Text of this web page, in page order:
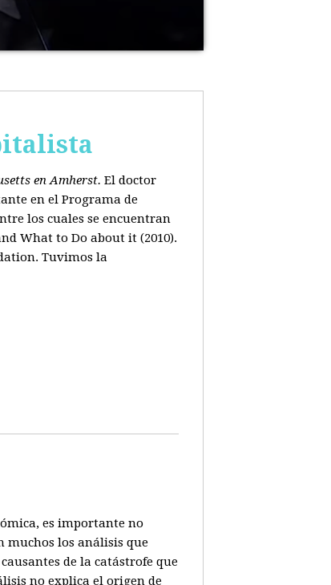
en Amherst. El doctor
en el Programa de
los cuales se encuentran
What to Do about it (2010).
Tuvimos la
es importante no
muchos los análisis que
de la catástrofe que
no explica el origen de